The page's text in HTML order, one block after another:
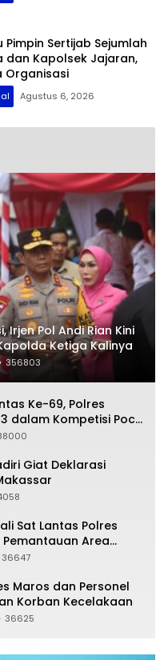
Sertijab Sejumlah
dan Kapolsek Jajaran,
Organisasi
Agustus 6, 2026
Irjen Pol Andi Rian Kini
Ketiga Kalinya
356803
Ke-69, Polres
dalam Kompetisi Pocil
Giat Deklarasi
Sat Lantas Polres
Area
36647
Maros dan Personel
Korban Kecelakaan
36625